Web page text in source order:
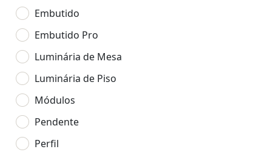
Embutido
Embutido Pro
Luminária de Mesa
Luminária de Piso
Módulos
Pendente
Perfil